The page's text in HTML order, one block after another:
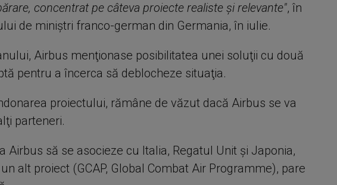
concentrat pe câteva proiecte realiste şi relevante", în
de miniştri franco-german din Germania, în iulie.
Airbus menţionase posibilitatea unei soluţii cu două
pentru a încerca să deblocheze situaţia.
proiectului, rămâne de văzut dacă Airbus se va
parteneri.
Airbus să se asocieze cu Italia, Regatul Unit şi Japonia,
alt proiect (GCAP, Global Combat Air Programme), pare